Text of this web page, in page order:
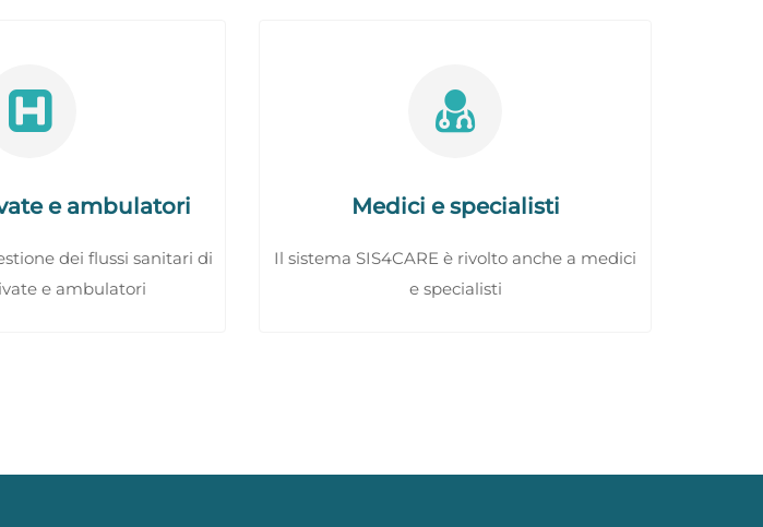
e ambulatori
dei flussi sanitari di
e ambulatori
Medici e specialisti
Il sistema SIS4CARE è rivolto anche a medici
e specialisti